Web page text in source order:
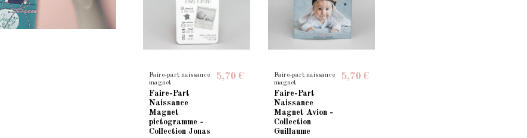
Faire-part naissance
magnet
Faire-Part
Naissance
Magnet
pictogramme -
Collection Jonas
5,70 €
Faire-part naissance
magnet
Faire-Part
Naissance
Magnet Avion -
Collection
Guillaume
5,70 €